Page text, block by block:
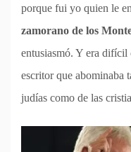
porque fui yo quien le
zamorano de los
entusiasmó. Y era difícil
escritor que abominaba
judías como de las